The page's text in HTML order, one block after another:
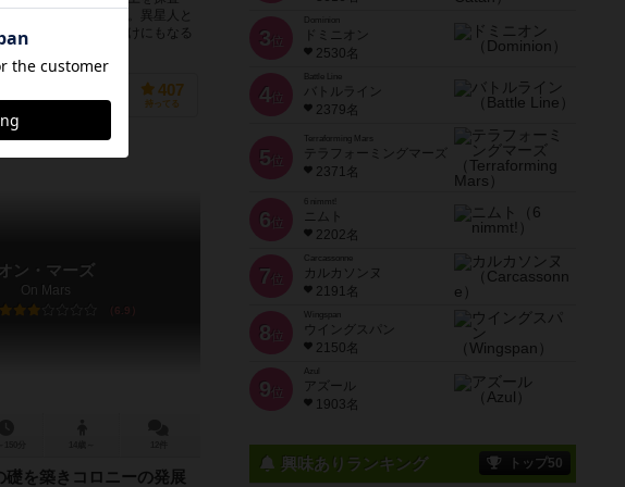
痕跡を収集するのだ。異星人と
類の謎に迫るきっかけにもなる
発機構のリーダー...
407
持ってる
ン・マーズ
On Mars
6.9
礎を築きコロニーの発展
3 位
ドミニオン
2530名
4位
Battle Line
バトルライン
2379名
5 位
Terraforming Mars
テラフォーミングマーズ
2371名
6 位
ニムト
2202名
7 位
Carcassonne
カルカソンヌ
2191名
8 位
Wingspan
ウイングスパン
2150名
9 位
Azul
アズール
1903名
興味ありランキング トップ50